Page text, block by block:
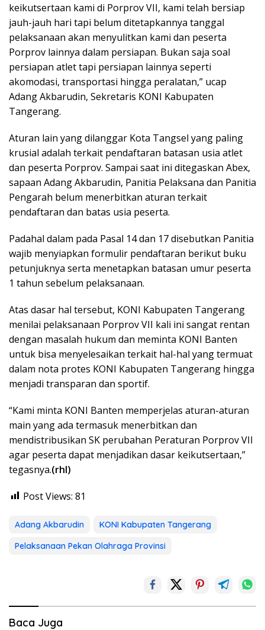
keikutsertaan kami di Porprov VII, kami telah bersiap
jauh-jauh hari tapi belum ditetapkannya tanggal
pelaksanaan akan menyulitkan kami dan peserta
Porprov lainnya dalam persiapan. Bukan saja soal
persiapan atlet tapi persiapan lainnya seperti
akomodasi, transportasi hingga peralatan,” ucap
Adang Akbarudin, Sekretaris KONI Kabupaten
Tangerang.
Aturan lain yang dilanggar Kota Tangsel yang paling
krusial adalah terkait pendaftaran batasan usia atlet
dan peserta Porprov. Sampai saat ini ditegaskan Abex,
sapaan Adang Akbarudin, Panitia Pelaksana dan Panitia
Pengarah belum menerbitkan aturan terkait
pendaftaran dan batas usia peserta.
Padahal dalam pada Pasal 14 dan 17 disebutkan Panitia
wajib menyiapkan formulir pendaftaran berikut buku
petunjuknya serta menetapkan batasan umur peserta
1 tahun sebelum pelaksanaan.
Atas dasar hal tersebut, KONI Kabupaten Tangerang
menilai pelaksanaan Porprov VII kali ini sangat rentan
dengan masalah hukum dan meminta KONI Banten
untuk bisa menyelesaikan terkait hal-hal yang termuat
dalam nota protes KONI Kabupaten Tangerang hingga
menjadi transparan dan sportif.
“Kami minta KONI Banten memperjelas aturan-aturan
main yang ada termasuk menerbitkan dan
mendistribusikan SK perubahan Peraturan Porprov VII
agar peserta dapat menjadikan dasar keikutsertaan,”
tegasnya.(rhl)
Post Views: 81
Adang Akbarudin
KONI Kabupaten Tangerang
Pelaksanaan Pekan Olahraga Provinsi
Baca Juga